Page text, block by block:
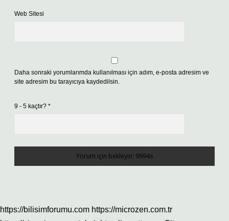
Web Sitesi
Daha sonraki yorumlarımda kullanılması için adım, e-posta adresim ve
site adresim bu tarayıcıya kaydedilsin.
9 - 5 kaçtır? *
https://bilisimforumu.com https://microzen.com.tr